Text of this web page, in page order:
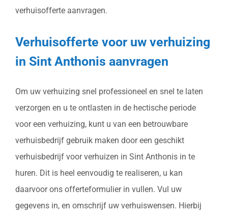
verhuisofferte aanvragen.
Verhuisofferte voor uw verhuizing
in Sint Anthonis aanvragen
Om uw verhuizing snel professioneel en snel te laten
verzorgen en u te ontlasten in de hectische periode
voor een verhuizing, kunt u van een betrouwbare
verhuisbedrijf gebruik maken door een geschikt
verhuisbedrijf voor verhuizen in Sint Anthonis in te
huren. Dit is heel eenvoudig te realiseren, u kan
daarvoor ons offerteformulier in vullen. Vul uw
gegevens in, en omschrijf uw verhuiswensen. Hierbij